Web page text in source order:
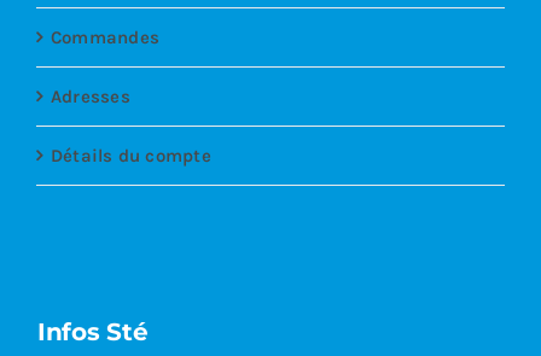
Commandes
Adresses
Détails du compte
Infos Sté